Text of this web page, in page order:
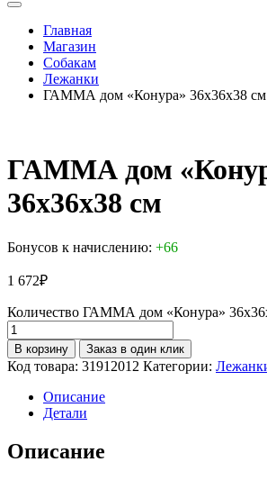
Главная
Магазин
Собакам
Лежанки
ГАММА дом «Конура» 36х36х38 см
ГАММА дом
36х36х38 см
Бонусов к начислению: +66
1 672₽
Количество ГАММА дом «Конура»
В корзину Заказ в один клик
Код товара: 31912012 Категории:
Описание
Детали
Описание